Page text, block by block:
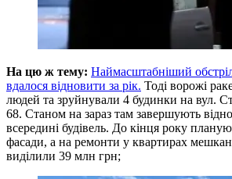
На цю ж тему: Наймасштабніший
вдалося відновити за рік. Тоді ворожі
людей та зруйнували 4 будинки на вул.
68. Станом на зараз там завершують
всередині будівель. До кінця року
фасади, а на ремонти у квартирах
виділили 39 млн грн;